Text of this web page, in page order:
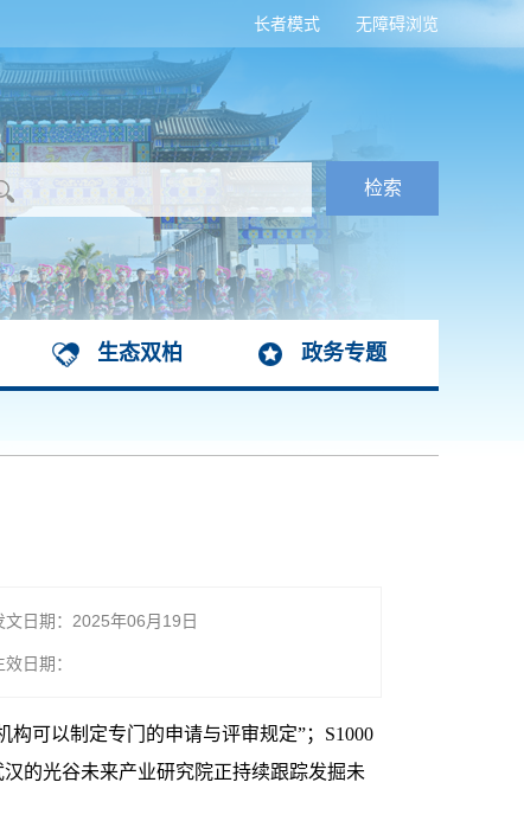
无障碍浏览
长者模式
生态双柏 政务专题
文日期：2025年06月19日
效日期：
可以制定专门的申请与评审规定”；S1000
的光谷未来产业研究院正持续跟踪发掘未